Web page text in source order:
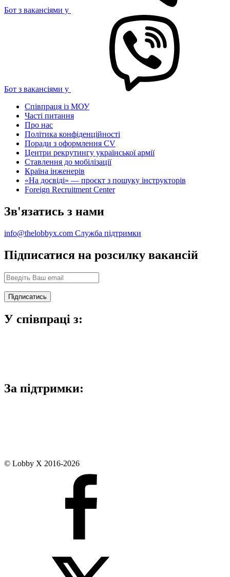
Бот з вакансіями у
Бот з вакансіями у
Співпраця із МОУ
Часті питання
Про нас
Політика конфіденційності
Поради з оформлення CV
Центри рекрутингу української армії
Ставлення до мобілізації
Країна інженерів
«На досвіді» — проєкт з пошуку інструкторів
Foreign Recruitment Center
Зв'язатись з нами
info@thelobbyx.com Служба підтримки
Підписатися на розсилку вакансій
У співпраці з:
За підтримки:
© Lobby X 2016-2026